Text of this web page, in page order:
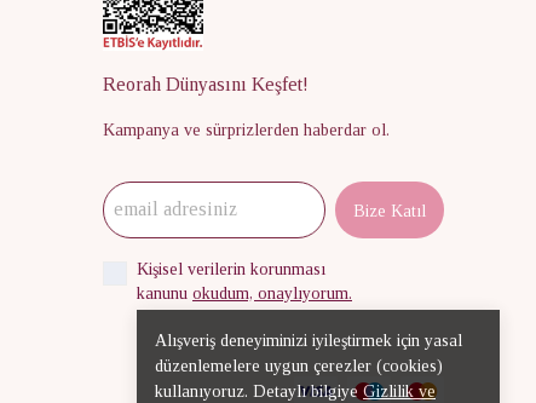
Alışveriş deneyiminizi iyileştirmek için yasal
düzenlemelere uygun çerezler (cookies)
kullanıyoruz. Detaylı bilgiye Gizlilik ve
Reorah Dünyasını Keşfet!
Kampanya ve sürprizlerden haberdar ol.
Bize Katıl
Kişisel verilerin korunması
kanunu okudum, onaylıyorum.